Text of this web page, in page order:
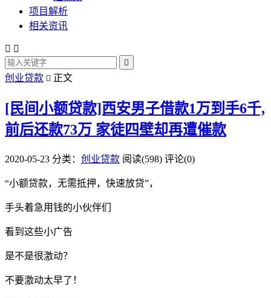
项目解析
相关资讯
 

创业贷款  正文
[民间小额贷款]西安男子借款1万到手6千,
前后还款73万 家徒四壁却再遭催款
2020-05-23 分类： 创业贷款 阅读(598) 评论(0)
“小额贷款，无需抵押，快速放贷”，
手头着急用钱的小伙伴们
看到这些小广告
是不是很激动？
不要激动太早了！